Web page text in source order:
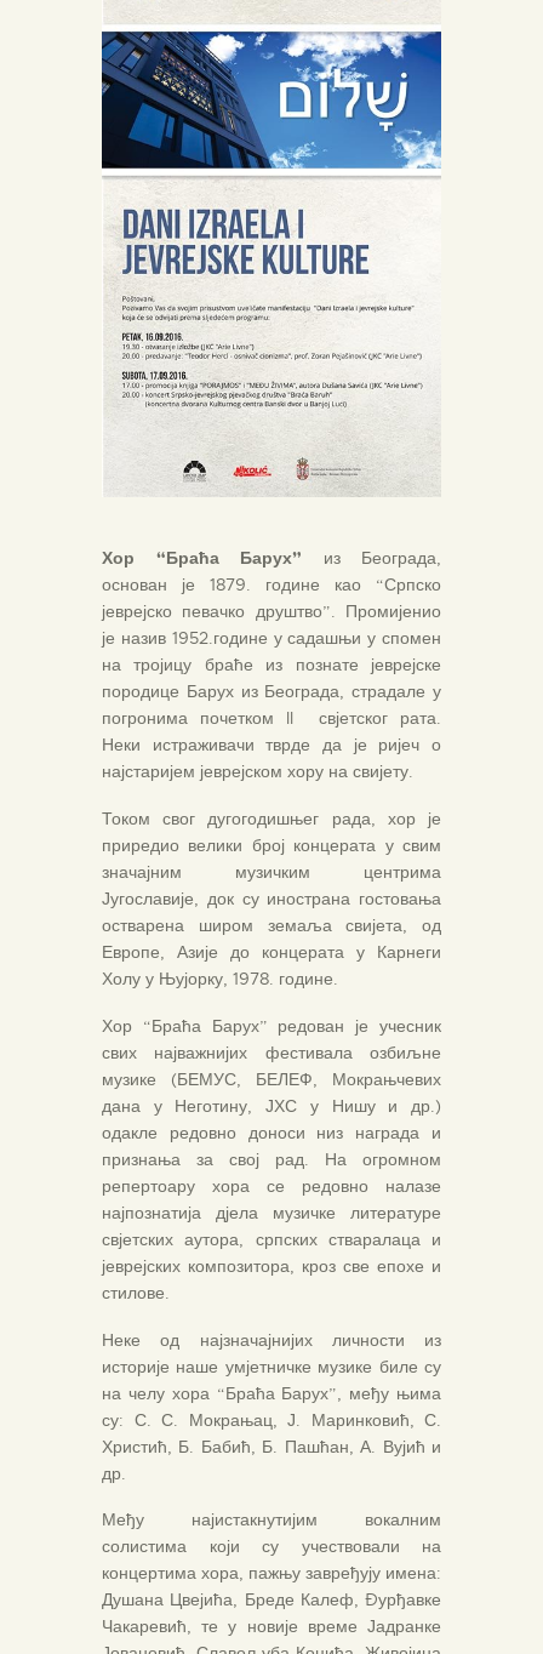
Хор “Браћа Барух” из Београда,
основан је 1879. године као “Српско
јеврејско певачко друштво”. Промијенио
је назив 1952.године у садашњи у спомен
на тројицу браће из познате јеврејске
породице Барух из Београда, страдале у
погронима почетком II свјетског рата.
Неки истраживачи тврде да је ријеч о
најстаријем јеврејском хору на свијету.
Током свог дугогодишњег рада, хор је
приредио велики број концерата у свим
значајним музичким центрима
Југославије, док су инострана гостовања
остварена широм земаља свијета, од
Европе, Азије до концерата у Карнеги
Холу у Њујорку, 1978. године.
Хор “Браћа Барух” редован је учесник
свих најважнијих фестивала озбиљне
музике (БЕМУС, БЕЛЕФ, Мокрањчевих
дана у Неготину, ЈХС у Нишу и др.)
одакле редовно доноси низ награда и
признања за свој рад. На огромном
репертоару хора се редовно налазе
најпознатија дјела музичке литературе
свјетских аутора, српских стваралаца и
јеврејских композитора, кроз све епохе и
стилове.
Неке од најзначајнијих личности из
историје наше умјетничке музике биле су
на челу хора “Браћа Барух”, међу њима
су: С. С. Мокрањац, Ј. Маринковић, С.
Христић, Б. Бабић, Б. Пашћан, А. Вујић и
др.
Међу најистакнутијим вокалним
солистима који су учествовали на
концертима хора, пажњу завређују имена:
Душана Цвејића, Бреде Калеф, Ðурђавке
Чакаревић, те у новије време Јадранке